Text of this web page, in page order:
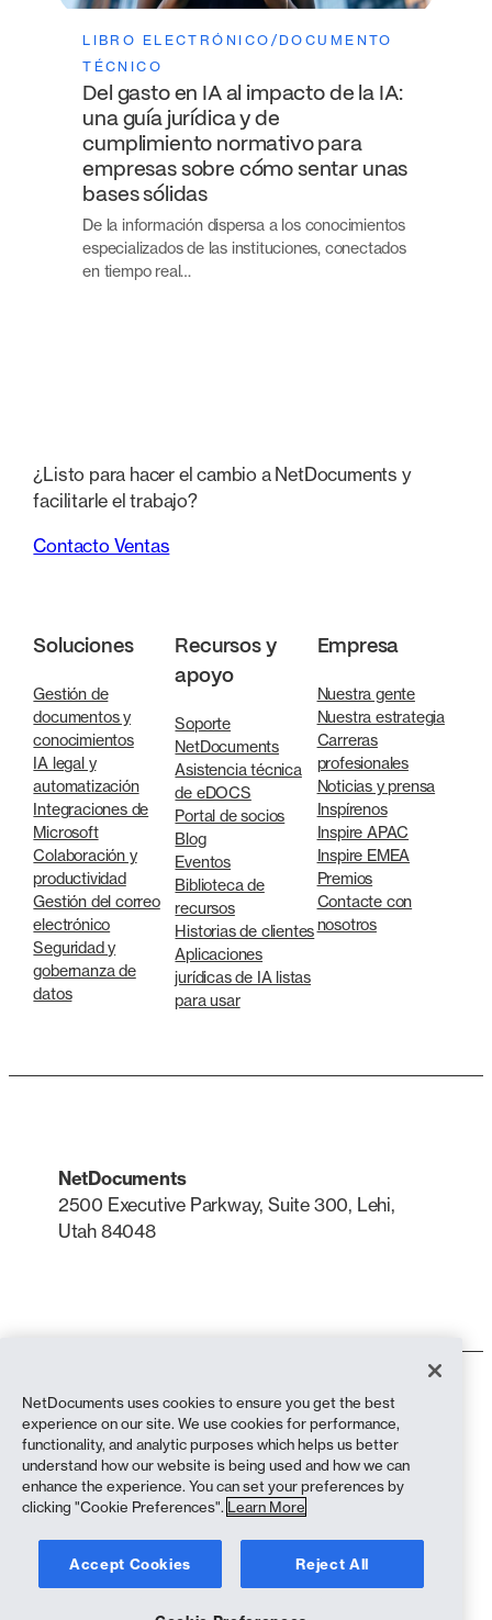
LIBRO ELECTRÓNICO/DOCUMENTO
TÉCNICO
Del gasto en IA al impacto de la IA:
una guía jurídica y de
cumplimiento normativo para
empresas sobre cómo sentar unas
bases sólidas
De la información dispersa a los conocimientos
especializados de las instituciones, conectados
en tiempo real…
¿Listo para hacer el cambio a NetDocuments y
facilitarle el trabajo?
Contacto Ventas
Soluciones
Gestión de
documentos y
conocimientos
IA legal y
automatización
Integraciones de
Microsoft
Colaboración y
productividad
Gestión del correo
electrónico
Seguridad y
gobernanza de
datos
Recursos y
apoyo
Soporte
NetDocuments
Asistencia técnica
de eDOCS
Portal de socios
Blog
Eventos
Biblioteca de
recursos
Historias de clientes
Aplicaciones
jurídicas de IA listas
para usar
Empresa
Nuestra gente
Nuestra estrategia
Carreras
profesionales
Noticias y prensa
Inspírenos
Inspire APAC
Inspire EMEA
Premios
Contacte con
nosotros
NetDocuments
2500 Executive Parkway, Suite 300, Lehi,
Utah 84048
Política de privacidad
Política de privacidad (residentes en California)
Declaración contra la esclavitud
Política de cookies
Cumplimiento
Copyright © 2026 NetDocuments Software, Inc. Todos los derechos
NetDocuments uses cookies to ensure you get the best
experience on our site. We use cookies for performance,
functionality, and analytic purposes which helps us better
understand how our website is being used and how we can
enhance the experience. You can set your preferences by
clicking "Cookie Preferences". Learn More
Accept Cookies Reject All